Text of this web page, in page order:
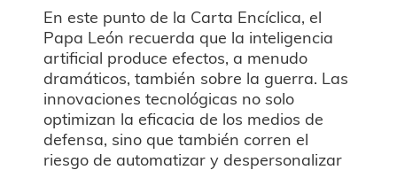
En este punto de la Carta Encíclica, el
Papa León recuerda que la inteligencia
artificial produce efectos, a menudo
dramáticos, también sobre la guerra. Las
innovaciones tecnológicas no solo
optimizan la eficacia de los medios de
defensa, sino que también corren el
riesgo de automatizar y despersonalizar